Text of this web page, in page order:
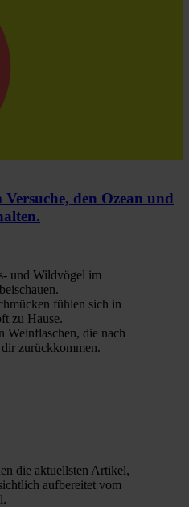
den Ozean und
und Wildvögel im
fühlen sich in
zu Hause.
Weinflaschen, die nach
zurückkommen.
die aktuellsten Artikel,
aufbereitet vom